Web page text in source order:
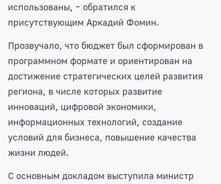
использованы, – обратился к
присутствующим Аркадий Фомин.
Прозвучало, что бюджет был сформирован в
программном формате и ориентирован на
достижение стратегических целей развития
региона, в числе которых развитие
инноваций, цифровой экономики,
информационных технологий, создание
условий для бизнеса, повышение качества
жизни людей.
С основным докладом выступила министр